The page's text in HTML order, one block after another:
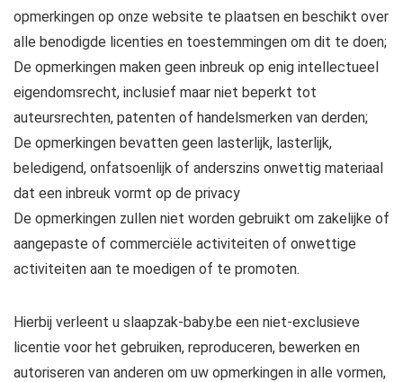
opmerkingen op onze website te plaatsen en beschikt over
alle benodigde licenties en toestemmingen om dit te doen;
De opmerkingen maken geen inbreuk op enig intellectueel
eigendomsrecht, inclusief maar niet beperkt tot
auteursrechten, patenten of handelsmerken van derden;
De opmerkingen bevatten geen lasterlijk, lasterlijk,
beledigend, onfatsoenlijk of anderszins onwettig materiaal
dat een inbreuk vormt op de privacy
De opmerkingen zullen niet worden gebruikt om zakelijke of
aangepaste of commerciële activiteiten of onwettige
activiteiten aan te moedigen of te promoten.
Hierbij verleent u slaapzak-baby.be een niet-exclusieve
licentie voor het gebruiken, reproduceren, bewerken en
autoriseren van anderen om uw opmerkingen in alle vormen,